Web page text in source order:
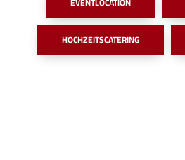
HOCHZEITSCATERING